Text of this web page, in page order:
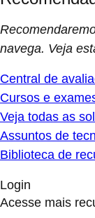
navega. Veja
Central de
Cursos e
Veja todas as
Assuntos de
Biblioteca de
Login
Acesse mais